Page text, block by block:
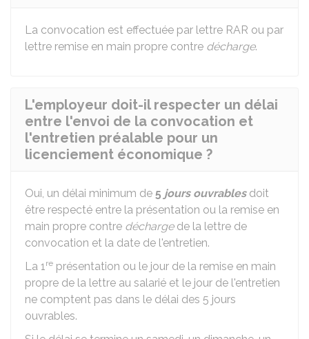
La convocation est effectuée par lettre RAR ou par
lettre remise en main propre contre décharge.
L'employeur doit-il respecter un délai
entre l'envoi de la convocation et
l'entretien préalable pour un
licenciement économique ?
Oui, un délai minimum de 5 jours ouvrablesdoit
être respecté entre la présentation ou la remise en
main propre contre déchargede la lettre de
convocation et la date de l'entretien.
La 1re présentation ou le jour de la remise en main
propre de la lettre au salarié et le jour de l'entretien
ne comptent pas dans le délai des 5 jours
ouvrables.